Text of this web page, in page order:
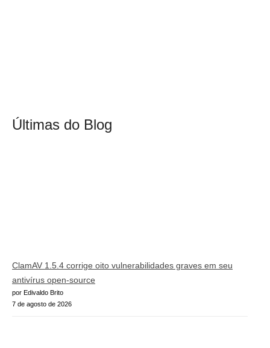
Últimas do Blog
ClamAV 1.5.4 corrige oito vulnerabilidades graves em seu
antivírus open-source
por Edivaldo Brito
7 de agosto de 2026